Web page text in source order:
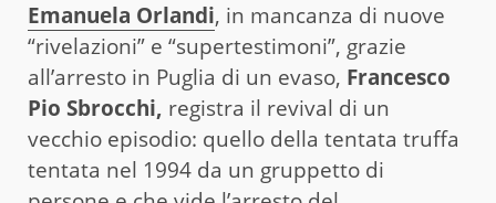
Emanuela Orlandi, in mancanza di nuove
“rivelazioni” e “supertestimoni”, grazie
all’arresto in Puglia di un evaso, Francesco
Pio Sbrocchi, registra il revival di un
vecchio episodio: quello della tentata truffa
tentata nel 1994 da un gruppetto di